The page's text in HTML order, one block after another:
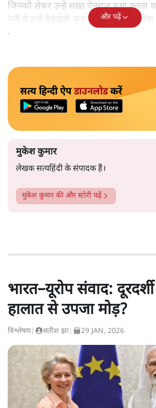
जिनको लेकर उन्हें सख़्त ऐतराज़ हुआ करता
नहीं वे उन्हें देशद्रोही करार देकर जेल भेज
बाहर चले जाने को कह रहे थे।
और पढ़ें
सत्य हिन्दी ऐपडाउनलोडकरें
मुकेश कुमार
लेखक सत्यहिंदी के संपादक हैं।
मुकेश कुमार की और स्टोरी पढ़ें
भारत–यूरोप संवाद:
हालात से उपजा मोड़?
विश्लेषण| सतीश झा 29 JAN, 2026